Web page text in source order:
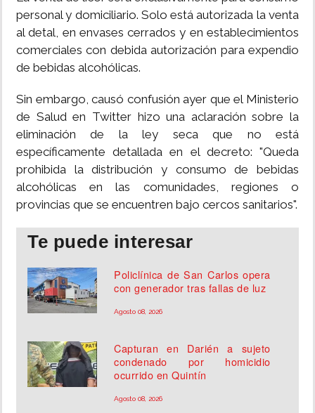
personal y domiciliario. Solo está autorizada la venta
al detal, en envases cerrados y en establecimientos
comerciales con debida autorización para expendio
de bebidas alcohólicas.
Sin embargo, causó confusión ayer que el Ministerio
de Salud en Twitter hizo una aclaración sobre la
eliminación de la ley seca que no está
específicamente detallada en el decreto: "Queda
prohibida la distribución y consumo de bebidas
alcohólicas en las comunidades, regiones o
provincias que se encuentren bajo cercos sanitarios".
Te puede interesar
Policlínica de San Carlos opera
con generador tras fallas de luz
Agosto 08, 2026
Capturan en Darién a sujeto
condenado por homicidio
ocurrido en Quintín
Agosto 08, 2026